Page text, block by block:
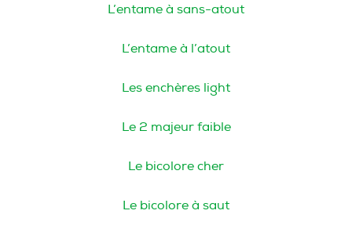
L’entame à sans-atout
L’entame à l’atout
Les enchères light
Le 2 majeur faible
Le bicolore cher
Le bicolore à saut